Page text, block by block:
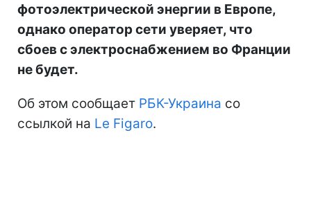
фотоэлектрической энергии в Европе,
однако оператор сети уверяет, что
сбоев с электроснабжением во Франции
не будет.
Об этом сообщает РБК-Украина со
ссылкой на Le Figaro.